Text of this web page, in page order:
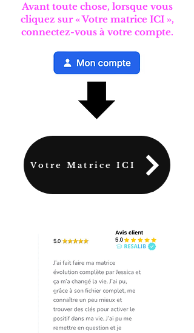
Avant toute chose, lorsque vous
cliquez sur « Votre matrice ICI »,
connectez-vous à votre compte.
Votre Matrice ICI